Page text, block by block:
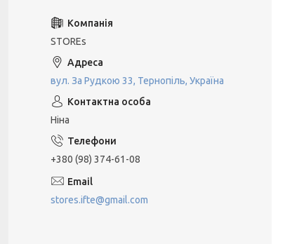
STOREs
вул. За Рудкою 33, Тернопіль, Україна
Ніна
+380 (98) 374-61-08
stores.ifte@gmail.com